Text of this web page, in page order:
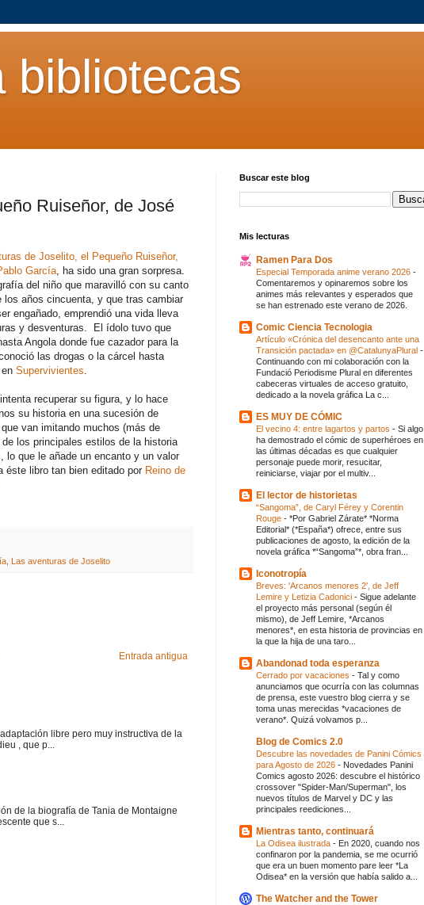
bibliotecas
Ruiseñor, de José
de Joselito, el Pequeño Ruiseñor,
García , ha sido una gran sorpresa.
del niño que maravilló con su canto
los años cincuenta, y que tras cambiar
engañado, emprendió una vida lleva
y desventuras. El ídolo tuvo que
Angola donde fue cazador para la
las drogas o la cárcel hasta
enSupervivientes
recuperar su figura, y lo hace
su historia en una sucesión de
van imitando muchos (más de
de los principales estilos de la historia
lo que le añade un encanto y un valor
éste libro tan bien editado por Reino de
Las aventuras de Joselito
Entrada antigua
libre pero muy instructiva de la
, que p...
de la biografía de Tania de Montaigne
que s...
Buscar este blog
Mis lecturas
Ramen Para Dos
Especial Temporada anime verano 2026 -
Comentaremos y opinaremos sobre los
animes más relevantes y esperados que
se han estrenado este verano de 2026.
Comic Ciencia Tecnologia
Artículo «Crónica del desencanto ante una
Transición pactada» en @CatalunyaPlural -
Continuando con mi colaboración con la
Fundació Periodisme Plural en diferentes
cabeceras virtuales de acceso gratuito,
dedicado a la novela gráfica La c...
ES MUY DE CÓMIC
El vecino 4: entre lagartos y partos - Si algo
ha demostrado el cómic de superhéroes en
las últimas décadas es que cualquier
personaje puede morir, resucitar,
reiniciarse, viajar por el multiv...
El lector de historietas
“Sangoma”, de Caryl Férey y Corentin
Rouge - *Por Gabriel Zárate* *Norma
Editorial* (*España*) ofrece, entre sus
publicaciones de agosto, la edición de la
novela gráfica *“Sangoma”*, obra fran...
Iconotropía
Breves: 'Arcanos menores 2', de Jeff
Lemire y Letizia Cadonici - Sigue adelante
el proyecto más personal (según él
mismo), de Jeff Lemire, *Arcanos
menores*, en esta historia de provincias en
la que la hija de una taro...
Abandonad toda esperanza
Cerrado por vacaciones - Tal y como
anunciamos que ocurría con las columnas
de prensa, este vuestro blog cierra y se
toma unas merecidas *vacaciones de
verano*. Quizá volvamos p...
Blog de Comics 2.0
Descubre las novedades de Panini Cómics
para Agosto de 2026 - Novedades Panini
Comics agosto 2026: descubre el histórico
crossover "Spider-Man/Superman", los
nuevos títulos de Marvel y DC y las
principales reediciones...
Mientras tanto, continuará
La Odisea ilustrada - En 2020, cuando nos
confinaron por la pandemia, se me ocurrió
que era un buen momento pare leer *La
Odisea* en la versión que había salido a...
The Watcher and the Tower